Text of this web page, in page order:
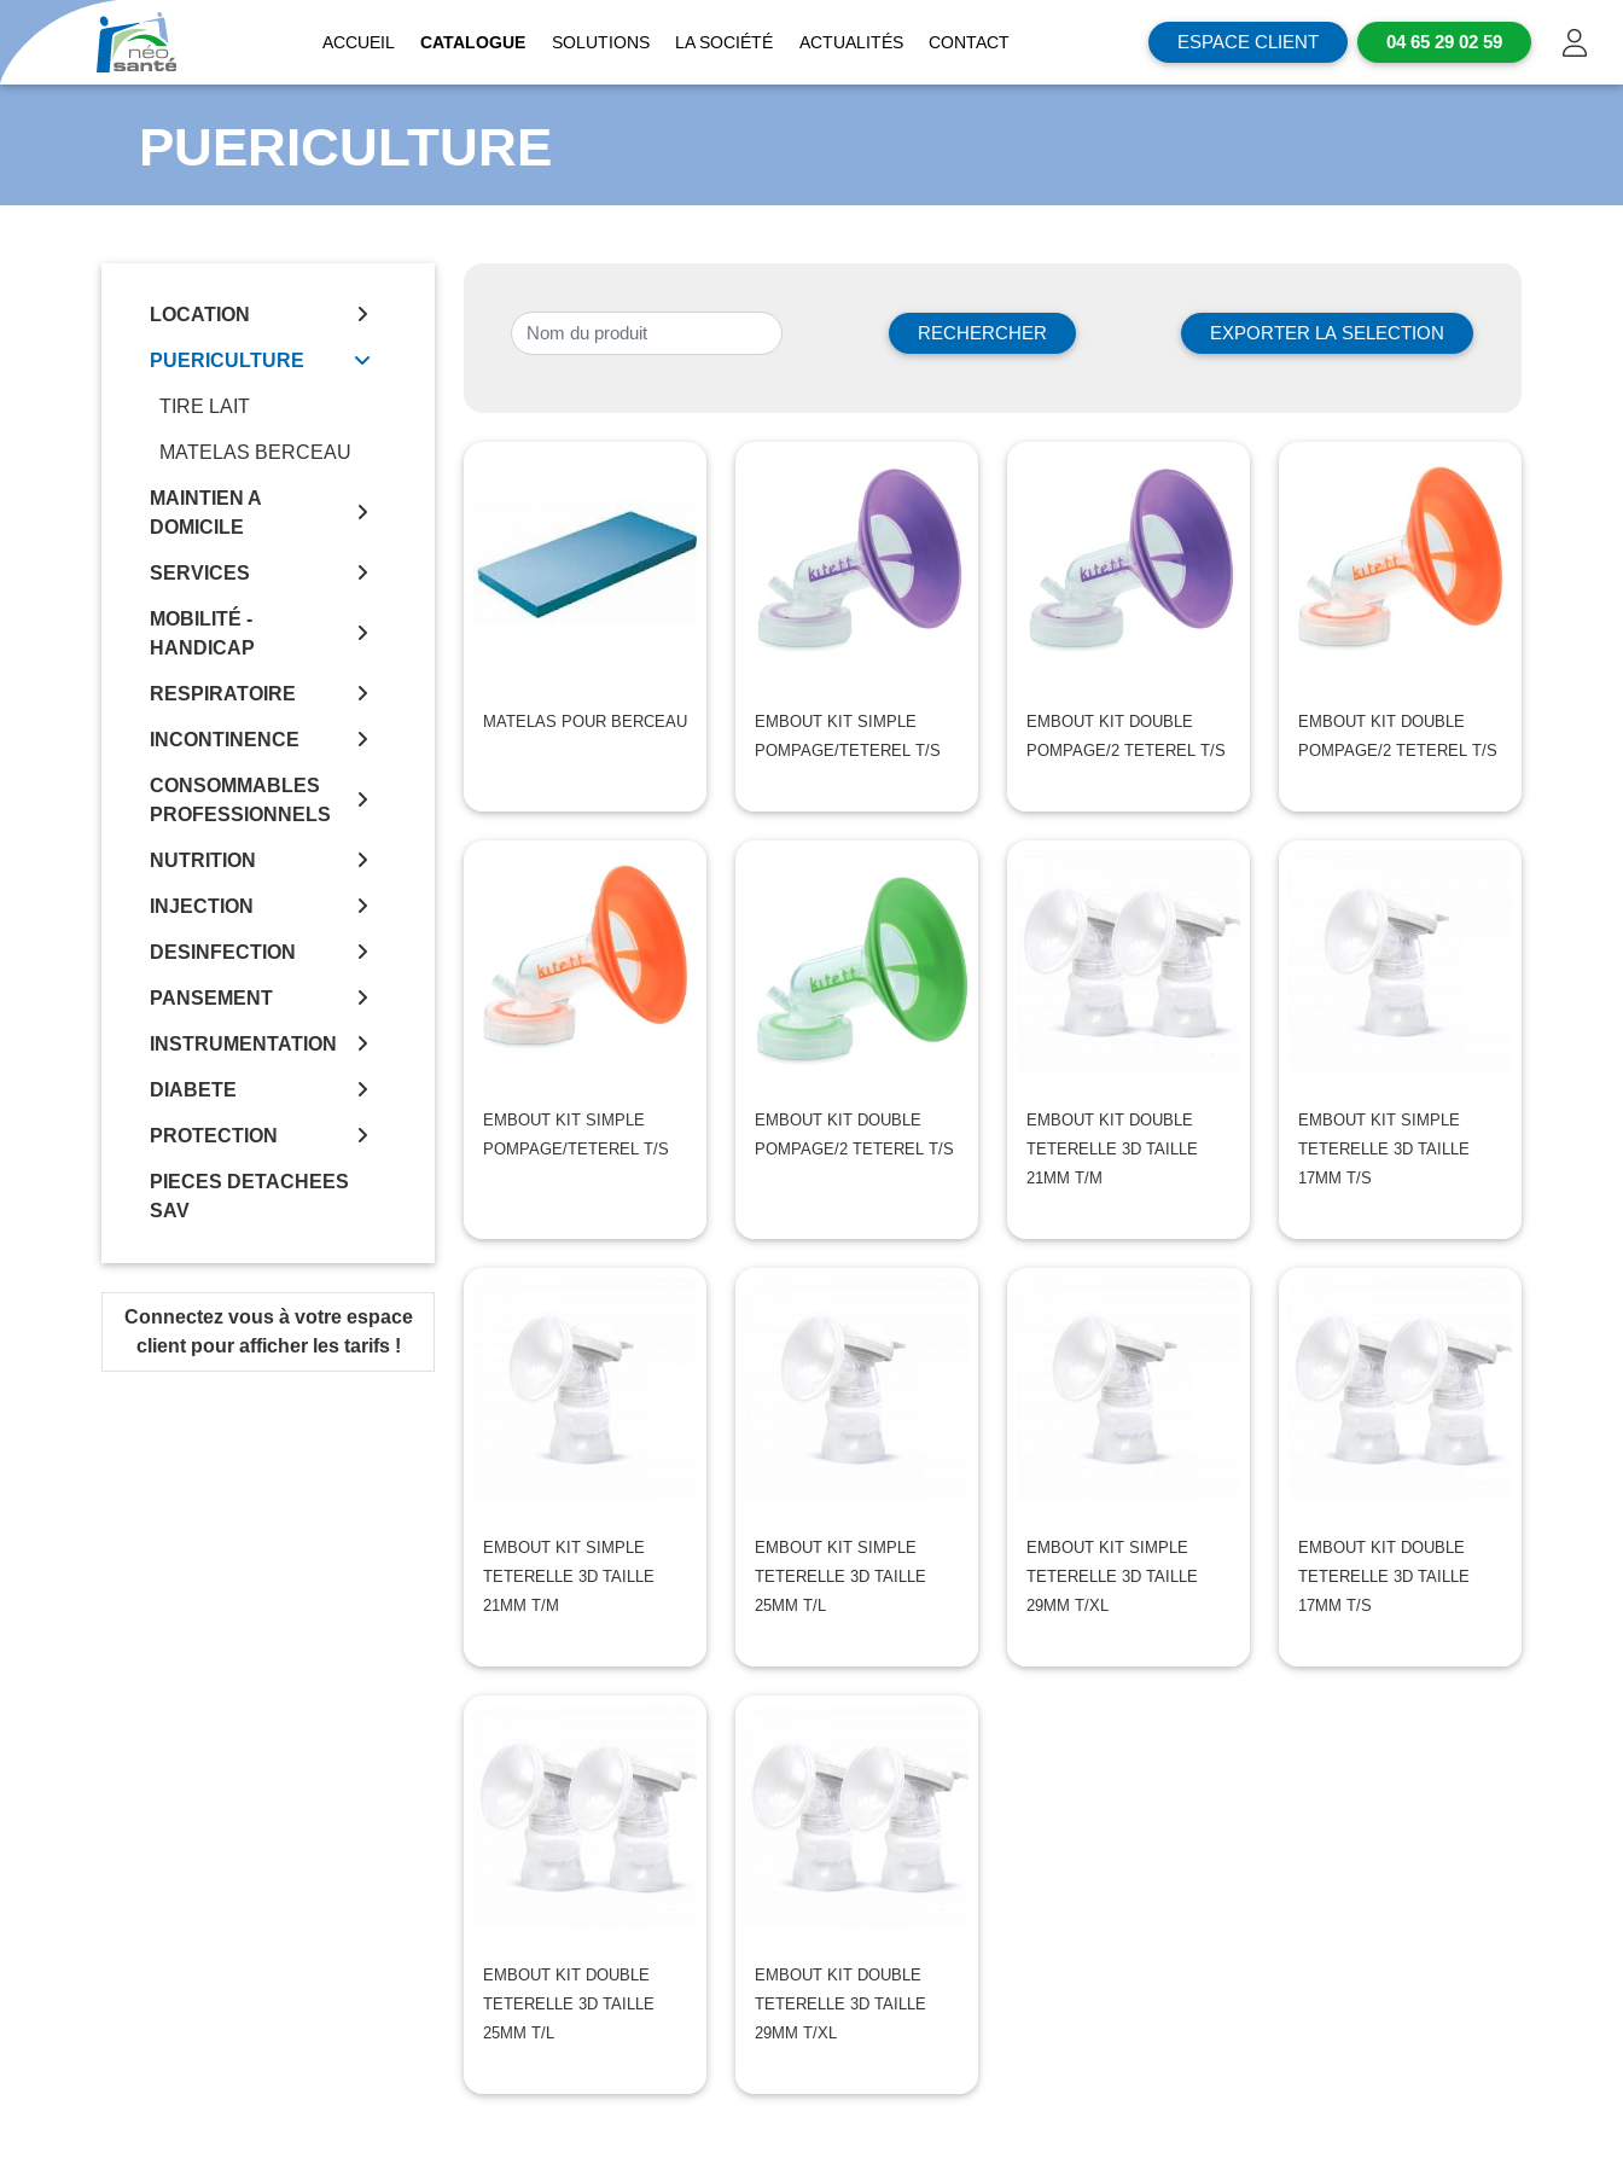
ACCUEIL CATALOGUE SOLUTIONS LA SOCIÉTÉ ACTUALITÉS CONTACT ESPACE CLIENT 04 65 29 02 59
PUERICULTURE
LOCATION
PUERICULTURE
TIRE LAIT
MATELAS BERCEAU
MAINTIEN A
DOMICILE
SERVICES
MOBILITÉ -
HANDICAP
RESPIRATOIRE
INCONTINENCE
CONSOMMABLES
PROFESSIONNELS
NUTRITION
INJECTION
DESINFECTION
PANSEMENT
INSTRUMENTATION
DIABETE
PROTECTION
PIECES DETACHEES
SAV
Connectez vous à votre espace
client pour afficher les tarifs !
RECHERCHER EXPORTER LA SELECTION
MATELAS POUR BERCEAU
EMBOUT KIT SIMPLE
POMPAGE/TETEREL T/S
EMBOUT KIT DOUBLE
POMPAGE/2 TETEREL T/S
EMBOUT KIT DOUBLE
POMPAGE/2 TETEREL T/S
EMBOUT KIT SIMPLE
POMPAGE/TETEREL T/S
EMBOUT KIT DOUBLE
POMPAGE/2 TETEREL T/S
EMBOUT KIT DOUBLE
TETERELLE 3D TAILLE
21MM T/M
EMBOUT KIT SIMPLE
TETERELLE 3D TAILLE
17MM T/S
EMBOUT KIT SIMPLE
TETERELLE 3D TAILLE
21MM T/M
EMBOUT KIT SIMPLE
TETERELLE 3D TAILLE
25MM T/L
EMBOUT KIT SIMPLE
TETERELLE 3D TAILLE
29MM T/XL
EMBOUT KIT DOUBLE
TETERELLE 3D TAILLE
17MM T/S
EMBOUT KIT DOUBLE
TETERELLE 3D TAILLE
25MM T/L
EMBOUT KIT DOUBLE
TETERELLE 3D TAILLE
29MM T/XL